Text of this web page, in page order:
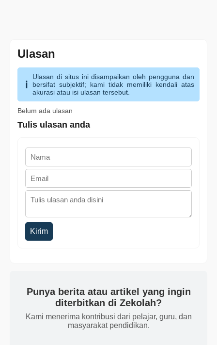
Ulasan
Ulasan di situs ini disampaikan oleh pengguna dan
bersifat subjektif; kami tidak memiliki kendali atas
akurasi atau isi ulasan tersebut.
Belum ada ulasan
Tulis ulasan anda
Kirim
Punya berita atau artikel yang ingin
diterbitkan di Zekolah?
Kami menerima kontribusi dari pelajar, guru, dan
masyarakat pendidikan.